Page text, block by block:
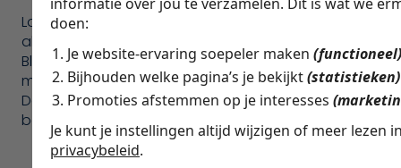
doen:
Je website-ervaring soepeler maken
Bijhouden welke pagina’s je bekijkt(statistieken)
Promoties afstemmen op je interesses
Je kunt je instellingen altijd wijzigen of meer lezen
privacybeleid.
Loop een stapje harder: Net dat beetje extra doen
als het nodig is, wordt onthouden.
Blijf consequent: Niet één keer goed presteren,
maar keer op keer.
Denk mee met de doelen: Snap wat je werkgever
belangrijk vindt en handel daar proactief naar.